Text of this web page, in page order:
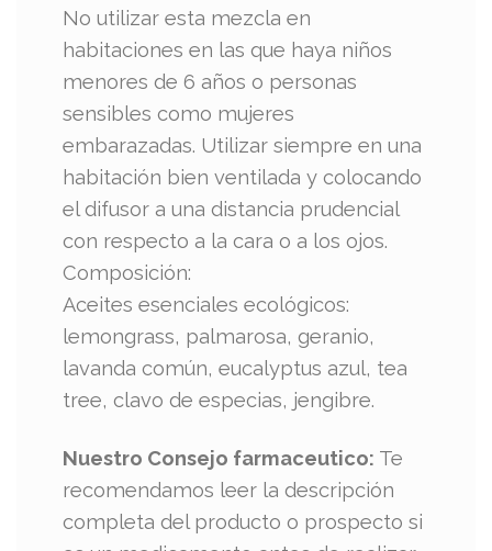
No utilizar esta mezcla en
habitaciones en las que haya niños
menores de 6 años o personas
sensibles como mujeres
embarazadas. Utilizar siempre en una
habitación bien ventilada y colocando
el difusor a una distancia prudencial
con respecto a la cara o a los ojos.
Composición:
Aceites esenciales ecológicos:
lemongrass, palmarosa, geranio,
lavanda común, eucalyptus azul, tea
tree, clavo de especias, jengibre.
Nuestro Consejo farmaceutico: Te
recomendamos leer la descripción
completa del producto o prospecto si